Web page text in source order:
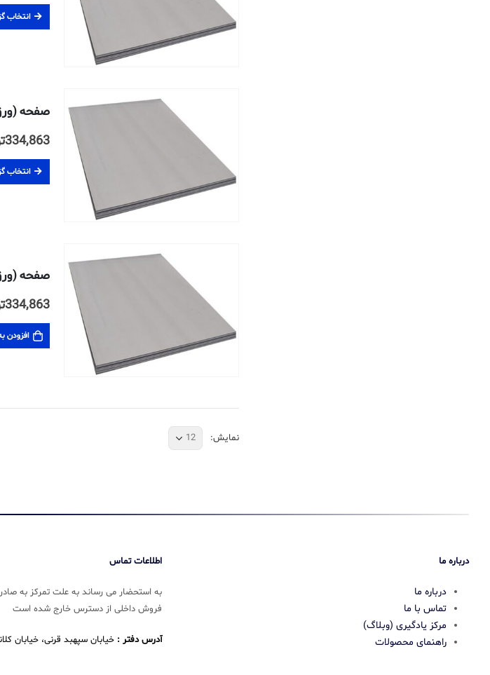
انتخاب
صفحه (ورق)
334,863
انتخاب
صفحه (ورق)
334,863
افزودن
نمایش:
درباره ما
درباره ما
تماس با ما
مرکز یادگیری (وبلاگ)
راهنمای محصولات
اطلاعات تماس
به استحضار می رساند به علت تمرکز به
فروش داخلی از دسترس خارج شده است
آدرس دفتر : خیابان سپهبد قرنی، خیابان